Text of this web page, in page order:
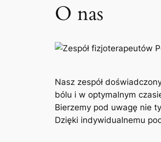
O nas
Nasz zespół
bólu i w optymalnym
Bierzemy pod uwagę nie
Dzięki indywidualnemu